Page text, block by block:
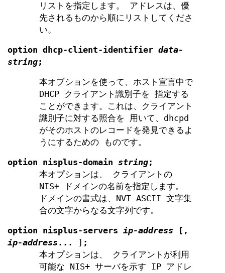
リストを指定します。 アドレスは、優
先されるものから順にリストしてくださ
い。
option dhcp-client-identifier data-
string;
本オプションを使って、ホスト宣言中で
DHCP クライアント識別子を 指定する
ことができます。これは、クライアント
識別子に対する照合を 用いて、dhcpd
がそのホストのレコードを発見できるよ
うにするための ものです。
option nisplus-domain string;
本オプションは、 クライアントの
NIS+ ドメインの名前を指定します。
ドメインの書式は、NVT ASCII 文字集
合の文字からなる文字列です。
option nisplus-servers ip-address [ ,
ip-address ... ] ;
本オプションは、 クライアントが利用
可能な NIS+ サーバを示す IP アドレ